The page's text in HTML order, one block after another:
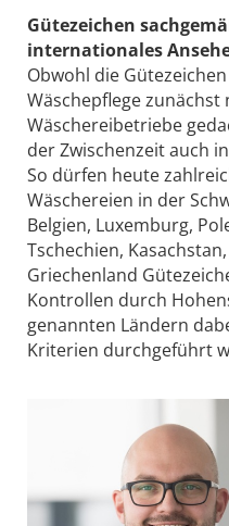
Gütezeichen
internationales
Obwohl die
Wäschepflege
Wäschereibetriebe
der Zwischenzeit auch
So dürfen heute
Wäschereien in der
Belgien, Luxemburg,
Tschechien,
Griechenland
Kontrollen durch
genannten Ländern
Kriterien durchgeführt